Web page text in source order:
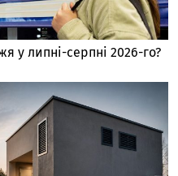
у липні-серпні 2026-го?